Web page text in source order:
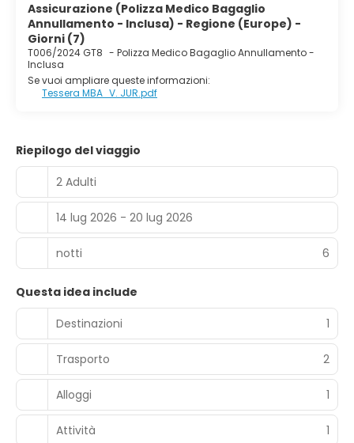
Assicurazione (Polizza Medico Bagaglio
Annullamento - Inclusa) - Regione (Europe) -
Giorni (7)
T006/2024 GT8 - Polizza Medico Bagaglio Annullamento -
Inclusa
Se vuoi ampliare queste informazioni:
Tessera MBA_V. JUR.pdf
Riepilogo del viaggio
2 Adulti
14 lug 2026 - 20 lug 2026
notti 6
Questa idea include
Destinazioni
1
Trasporto 2
Alloggi 1
Attività 1